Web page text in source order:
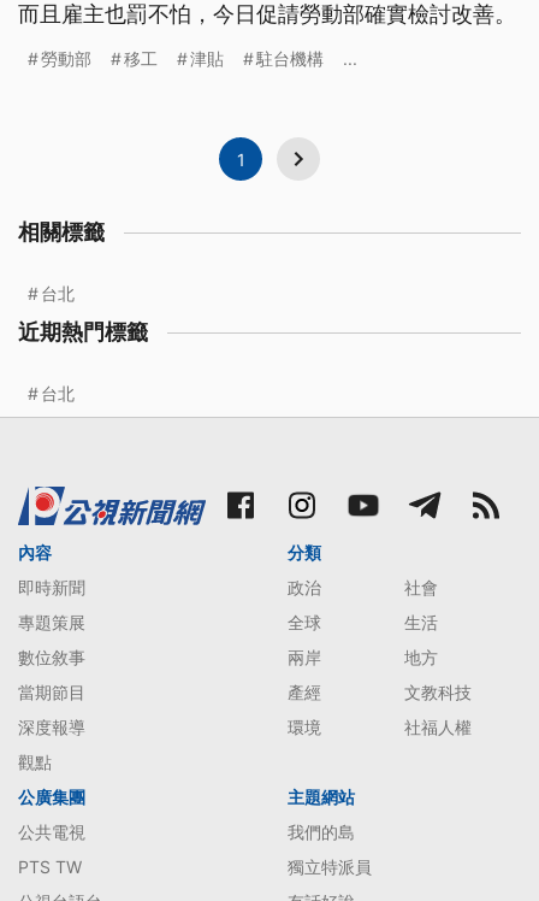
而且雇主也罰不怕，今日促請勞動部確實檢討改善。
勞動部 移工 津貼 駐台機構 ...
1
相關標籤
台北
近期熱門標籤
台北
內容
即時新聞
專題策展
數位敘事
當期節目
深度報導
觀點
分類
政治
社會
全球
生活
兩岸
地方
產經
文教科技
環境
社福人權
公廣集團
公共電視
PTS TW
主題網站
我們的島
獨立特派員